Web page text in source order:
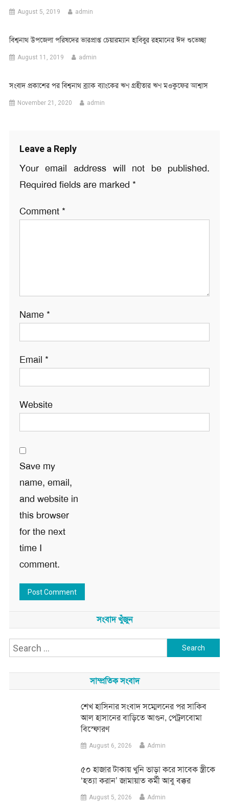
August 5, 2019 admin
বিশ্বনাথ উপজেলা পরিষদের ভারপ্রাপ্ত চেয়ারম্যান হাবিবুর রহমানের ঈদ শুভেচ্ছা
August 11, 2019 admin
সংবাদ প্রকাশের পর বিশ্বনাথ ব্র্যাক ব্যাংকের ঋণ গ্রহীতার ঋণ মওকুফের আশ্বাস
November 21, 2020 admin
Leave a Reply
Your email address will not be published.
Required fields are marked *
Comment *
Name *
Email *
Website
Save my
name, email,
and website in
this browser
for the next
time I
comment.
সংবাদ খুঁজুন
Search
সাম্প্রতিক সংবাদ
শেখ হাসিনার সংবাদ সম্মেলনের পর সাকিব
আল হাসানের বাড়িতে আগুন, পেট্রলবোমা
বিস্ফোরণ
August 6, 2026 Admin
৫০ হাজার টাকায় খুনি ভাড়া করে সাবেক স্ত্রীকে
‘হত্যা করান’ জামায়াত কর্মী আবু বক্কর
August 5, 2026 Admin